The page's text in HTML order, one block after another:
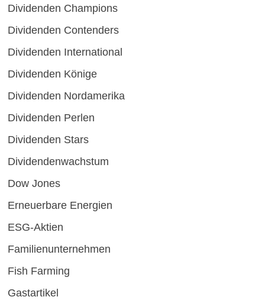
Dividenden Champions
Dividenden Contenders
Dividenden International
Dividenden Könige
Dividenden Nordamerika
Dividenden Perlen
Dividenden Stars
Dividendenwachstum
Dow Jones
Erneuerbare Energien
ESG-Aktien
Familienunternehmen
Fish Farming
Gastartikel